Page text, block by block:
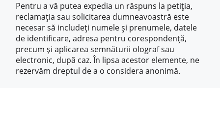
Pentru a vă putea expedia un răspuns la petiția,
reclamația sau solicitarea dumneavoastră este
necesar să includeți numele și prenumele, datele
de identificare, adresa pentru corespondență,
precum și aplicarea semnăturii olograf sau
electronic, după caz. În lipsa acestor elemente, ne
rezervăm dreptul de a o considera anonimă.